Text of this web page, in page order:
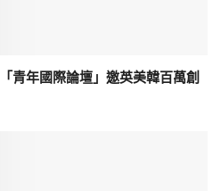
青年國際論壇」邀英美韓百萬創